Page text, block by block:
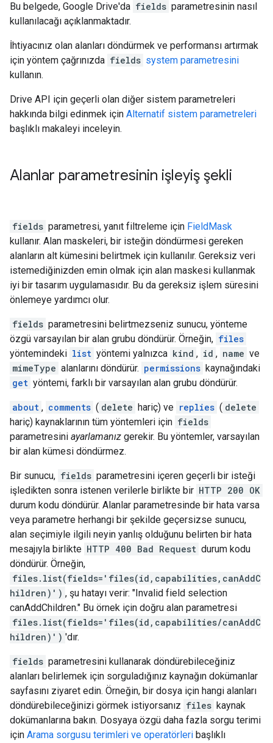
Bu belgede, Google Drive'da fields parametresinin nasıl
kullanılacağı açıklanmaktadır.
İhtiyacınız olan alanları döndürmek ve performansı artırmak
için yöntem çağrınızda fields system parametresini
kullanın.
Drive API için geçerli olan diğer sistem parametreleri
hakkında bilgi edinmek için Alternatif sistem parametreleri
başlıklı makaleyi inceleyin.
Alanlar parametresinin işleyiş şekli
fields parametresi, yanıt filtreleme için FieldMask
kullanır. Alan maskeleri, bir isteğin döndürmesi gereken
alanların alt kümesini belirtmek için kullanılır. Gereksiz veri
istemediğinizden emin olmak için alan maskesi kullanmak
iyi bir tasarım uygulamasıdır. Bu da gereksiz işlem süresini
önlemeye yardımcı olur.
fields parametresini belirtmezseniz sunucu, yönteme
özgü varsayılan bir alan grubu döndürür. Örneğin, files
yöntemindeki list yöntemi yalnızca kind , id , name ve
mimeType alanlarını döndürür. permissions kaynağındaki
get yöntemi, farklı bir varsayılan alan grubu döndürür.
about , comments ( delete hariç) ve replies ( delete
hariç) kaynaklarının tüm yöntemleri için fields
parametresini ayarlamanız gerekir. Bu yöntemler, varsayılan
bir alan kümesi döndürmez.
Bir sunucu, fields parametresini içeren geçerli bir isteği
işledikten sonra istenen verilerle birlikte bir HTTP 200 OK
durum kodu döndürür. Alanlar parametresinde bir hata varsa
veya parametre herhangi bir şekilde geçersizse sunucu,
alan seçimiyle ilgili neyin yanlış olduğunu belirten bir hata
mesajıyla birlikte HTTP 400 Bad Request durum kodu
döndürür. Örneğin,
files.list(fields='files(id,capabilities,canAddC
hildren)') , şu hatayı verir: "Invalid field selection
canAddChildren." Bu örnek için doğru alan parametresi
files.list(fields='files(id,capabilities/canAddC
hildren)') 'dır.
fields parametresini kullanarak döndürebileceğiniz
alanları belirlemek için sorguladığınız kaynağın dokümanlar
sayfasını ziyaret edin. Örneğin, bir dosya için hangi alanları
döndürebileceğinizi görmek istiyorsanız files kaynak
dokümanlarına bakın. Dosyaya özgü daha fazla sorgu terimi
için Arama sorgusu terimleri ve operatörleri başlıklı